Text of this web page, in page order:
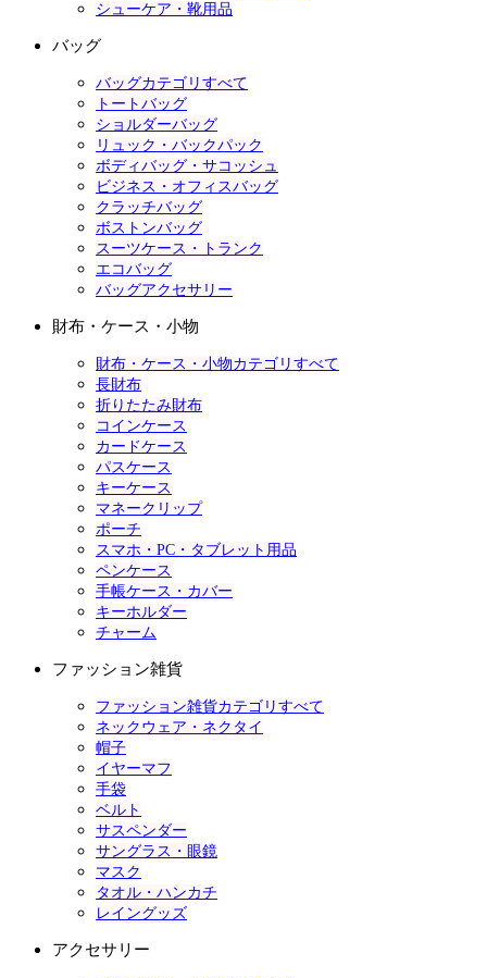
シューケア・靴用品
バッグ
バッグカテゴリすべて
トートバッグ
ショルダーバッグ
リュック・バックパック
ボディバッグ・サコッシュ
ビジネス・オフィスバッグ
クラッチバッグ
ボストンバッグ
スーツケース・トランク
エコバッグ
バッグアクセサリー
財布・ケース・小物
財布・ケース・小物カテゴリすべて
長財布
折りたたみ財布
コインケース
カードケース
パスケース
キーケース
マネークリップ
ポーチ
スマホ・PC・タブレット用品
ペンケース
手帳ケース・カバー
キーホルダー
チャーム
ファッション雑貨
ファッション雑貨カテゴリすべて
ネックウェア・ネクタイ
帽子
イヤーマフ
手袋
ベルト
サスペンダー
サングラス・眼鏡
マスク
タオル・ハンカチ
レイングッズ
アクセサリー